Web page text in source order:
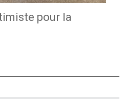
pour la